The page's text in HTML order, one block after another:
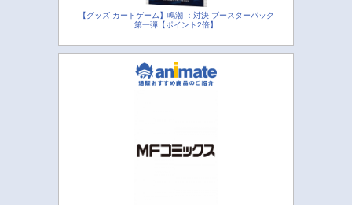
【グッズ-カードゲーム】鳴潮 ：対決 ブースターパック
第一弾【ポイント2倍】